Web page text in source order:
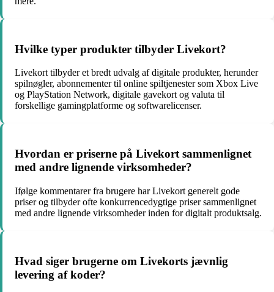
Hvilke typer produkter tilbyder Livekort?
Livekort tilbyder et bredt udvalg af digitale produkter, herunder
spilnøgler, abonnementer til online spiltjenester som Xbox Live
og PlayStation Network, digitale gavekort og valuta til
forskellige gamingplatforme og softwarelicenser.
Hvordan er priserne på Livekort sammenlignet
med andre lignende virksomheder?
Ifølge kommentarer fra brugere har Livekort generelt gode
priser og tilbyder ofte konkurrencedygtige priser sammenlignet
med andre lignende virksomheder inden for digitalt produktsalg.
Hvad siger brugerne om Livekorts jævnlig
levering af koder?